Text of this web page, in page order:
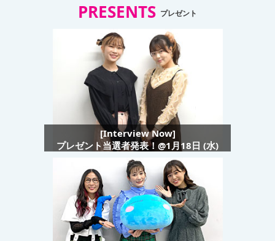
PRESENTS プレゼント
[Interview Now]
プレゼント当選者発表！@1月18日 (水)